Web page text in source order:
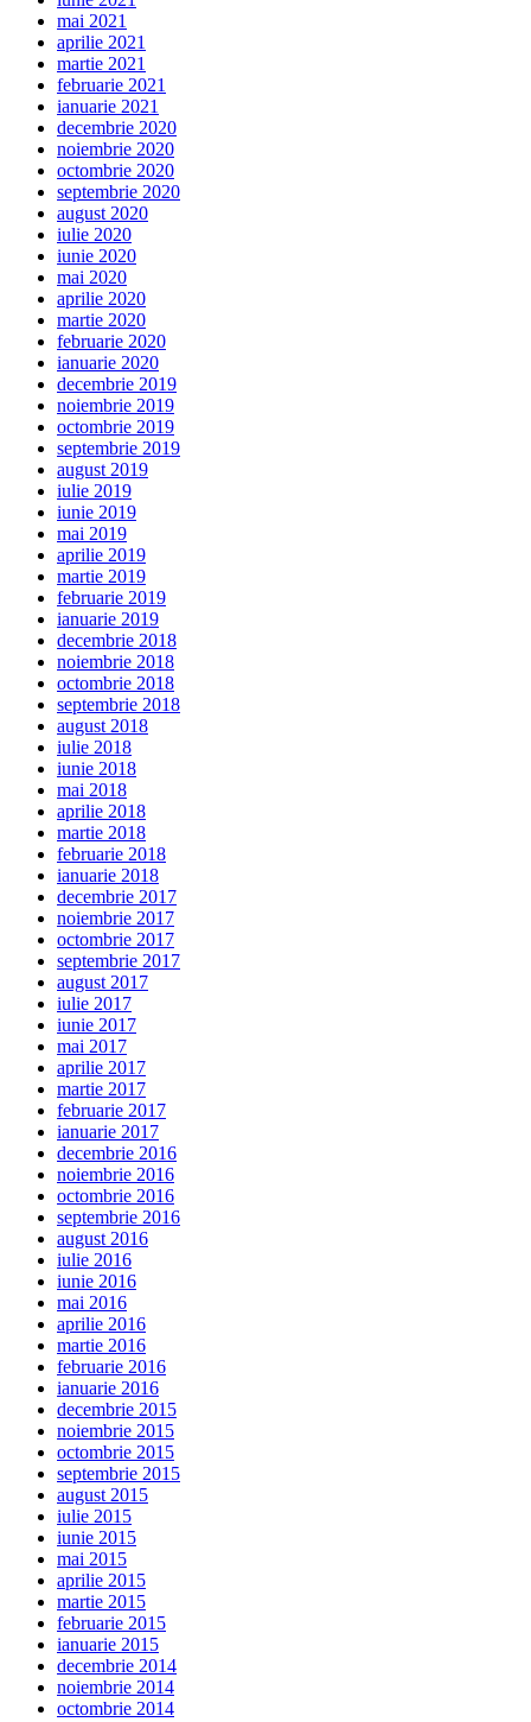
mai 2021
aprilie 2021
martie 2021
februarie 2021
ianuarie 2021
decembrie 2020
noiembrie 2020
octombrie 2020
septembrie 2020
august 2020
iulie 2020
iunie 2020
mai 2020
aprilie 2020
martie 2020
februarie 2020
ianuarie 2020
decembrie 2019
noiembrie 2019
octombrie 2019
septembrie 2019
august 2019
iulie 2019
iunie 2019
mai 2019
aprilie 2019
martie 2019
februarie 2019
ianuarie 2019
decembrie 2018
noiembrie 2018
octombrie 2018
septembrie 2018
august 2018
iulie 2018
iunie 2018
mai 2018
aprilie 2018
martie 2018
februarie 2018
ianuarie 2018
decembrie 2017
noiembrie 2017
octombrie 2017
septembrie 2017
august 2017
iulie 2017
iunie 2017
mai 2017
aprilie 2017
martie 2017
februarie 2017
ianuarie 2017
decembrie 2016
noiembrie 2016
octombrie 2016
septembrie 2016
august 2016
iulie 2016
iunie 2016
mai 2016
aprilie 2016
martie 2016
februarie 2016
ianuarie 2016
decembrie 2015
noiembrie 2015
octombrie 2015
septembrie 2015
august 2015
iulie 2015
iunie 2015
mai 2015
aprilie 2015
martie 2015
februarie 2015
ianuarie 2015
decembrie 2014
noiembrie 2014
octombrie 2014